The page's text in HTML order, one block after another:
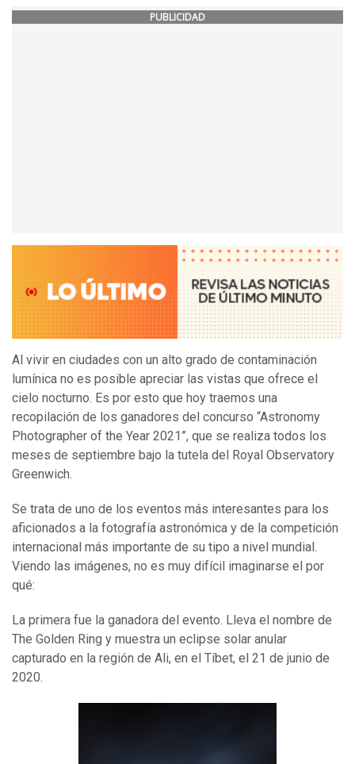
PUBLICIDAD
Al vivir en ciudades con un alto grado de contaminación
lumínica no es posible apreciar las vistas que ofrece el
cielo nocturno. Es por esto que hoy traemos una
recopilación de los ganadores del concurso “Astronomy
Photographer of the Year 2021”, que se realiza todos los
meses de septiembre bajo la tutela del Royal Observatory
Greenwich.
Se trata de uno de los eventos más interesantes para los
aficionados a la fotografía astronómica y de la competición
internacional más importante de su tipo a nivel mundial.
Viendo las imágenes, no es muy difícil imaginarse el por
qué:
La primera fue la ganadora del evento. Lleva el nombre de
The Golden Ring y muestra un eclipse solar anular
capturado en la región de Ali, en el Tíbet, el 21 de junio de
2020.